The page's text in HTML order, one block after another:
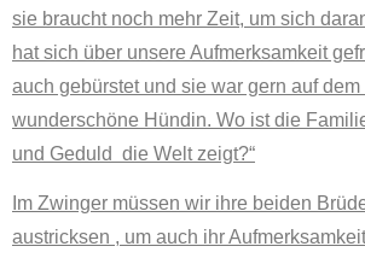
sie braucht noch mehr Zeit, um sich
hat sich über unsere Aufmerksamkeit
auch gebürstet und sie war gern auf
wunderschöne Hündin. Wo ist die
und Geduld die Welt zeigt?“
Im Zwinger müssen wir ihre beiden
austricksen , um auch ihr